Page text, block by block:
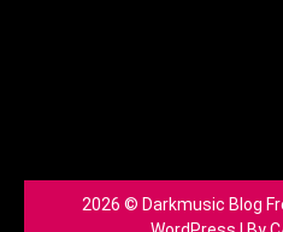
2026 © Darkmusic Blog